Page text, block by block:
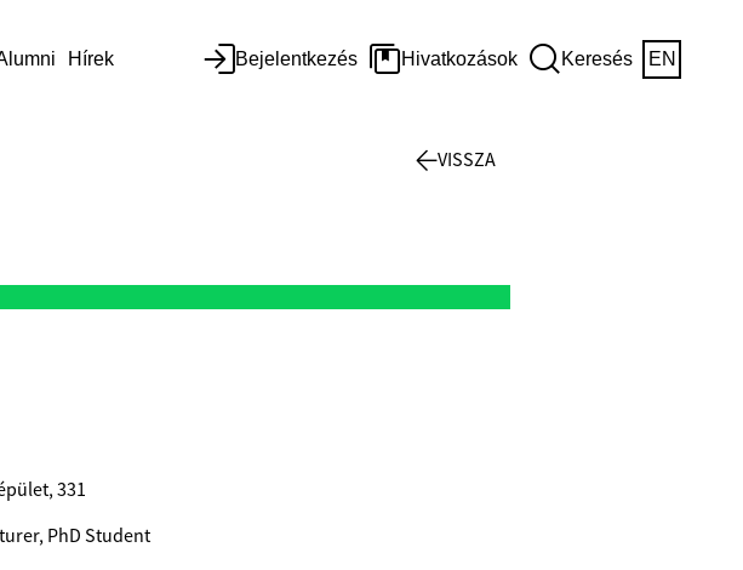
Hírek Bejelentkezés Hivatkozások Keresés EN
331
PhD Student
VISSZA